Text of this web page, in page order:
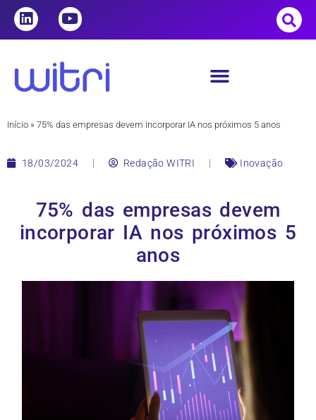
Início » 75% das empresas devem incorporar IA nos próximos 5 anos
18/03/2024 Redação WITRI Inovação
75% das empresas devem
incorporar IA nos próximos 5
anos